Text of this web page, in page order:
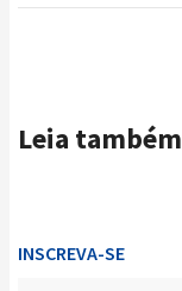
Leia também
INSCREVA-SE